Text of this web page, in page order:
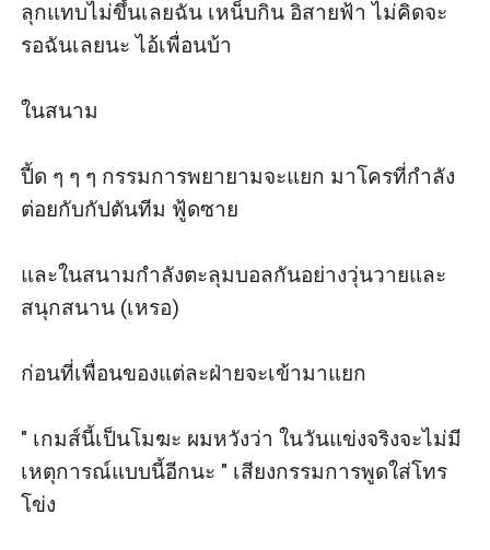
ลุกแทบไม่ขึ้นเลยฉัน เหน็บกิน อิสายฟ้า ไม่คิดจะ
รอฉันเลยนะ ไอ้เพื่อนบ้า
ในสนาม
ปี้ด ๆ ๆ ๆ กรรมการพยายามจะแยก มาโครที่กำลัง
ต่อยกับกัปตันทีม ฟู้ดซาย
และในสนามกำลังตะลุมบอลกันอย่างวุ่นวายและ
สนุกสนาน (เหรอ)
ก่อนที่เพื่อนของแต่ละฝ่ายจะเข้ามาแยก
" เกมส์นี้เป็นโมฆะ ผมหวังว่า ในวันแข่งจริงจะไม่มี
เหตุการณ์แบบนี้อีกนะ " เสียงกรรมการพูดใส่โทร
โข่ง